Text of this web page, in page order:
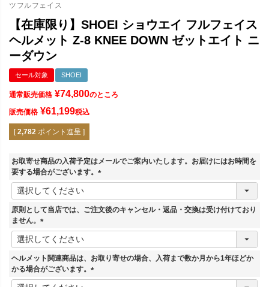
ツフルフェイス
【在庫限り】SHOEI ショウエイ フルフェイス
ヘルメット Z-8 KNEE DOWN ゼットエイト ニ
ーダウン
セール対象 SHOEI
通常販売価格 ¥74,800のところ
販売価格 ¥61,199税込
[ 2,782 ポイント進呈 ]
お取寄せ商品の入荷予定はメールでご案内いたします。お届けにはお時間を
要する場合がございます。
(
須
原則として当店では、ご注文後のキャンセル・返品・交換は受け付けており
ません。
(
必
須
)
ヘルメット関連商品は、お取り寄せの場合、入荷まで数か月から1年ほどか
かる場合がございます。
(